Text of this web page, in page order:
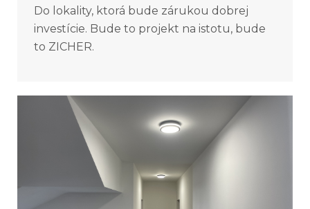
Do lokality, ktorá bude zárukou dobrej
investície. Bude to projekt na istotu, bude
to ZICHER.